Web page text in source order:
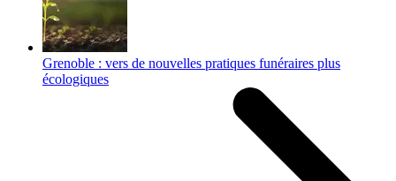
Grenoble : vers de nouvelles pratiques funéraires plus
écologiques